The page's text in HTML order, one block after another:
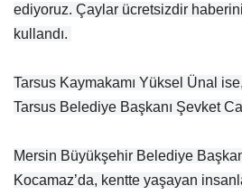
ediyoruz. Çaylar ücretsizdir
kullandı.
Tarsus Kaymakamı Yüksel Ünal
Tarsus Belediye Başkanı Şevket
Mersin Büyükşehir Belediye
Kocamaz’da, kentte yaşayan